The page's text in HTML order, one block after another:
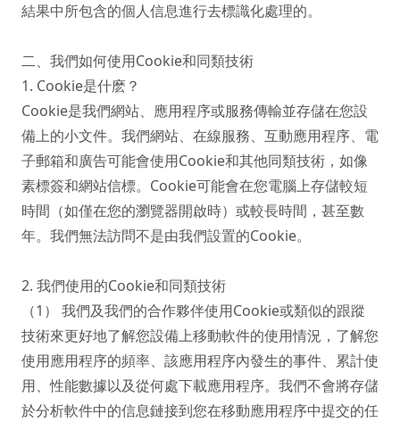
結果中所包含的個人信息進行去標識化處理的。
二、我們如何使用Cookie和同類技術
1. Cookie是什麽？
Cookie是我們網站、應用程序或服務傳輸並存儲在您設
備上的小文件。我們網站、在線服務、互動應用程序、電
子郵箱和廣告可能會使用Cookie和其他同類技術，如像
素標簽和網站信標。Cookie可能會在您電腦上存儲較短
時間（如僅在您的瀏覽器開啟時）或較長時間，甚至數
年。我們無法訪問不是由我們設置的Cookie。
2. 我們使用的Cookie和同類技術
（1） 我們及我們的合作夥伴使用Cookie或類似的跟蹤
技術來更好地了解您設備上移動軟件的使用情況，了解您
使用應用程序的頻率、該應用程序內發生的事件、累計使
用、性能數據以及從何處下載應用程序。我們不會將存儲
於分析軟件中的信息鏈接到您在移動應用程序中提交的任